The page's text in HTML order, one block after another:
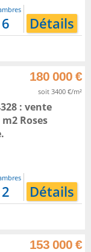
6 Détails
180 000 €
soit 3400 €/m²
: vente
Roses
.
2 Détails
153 000 €